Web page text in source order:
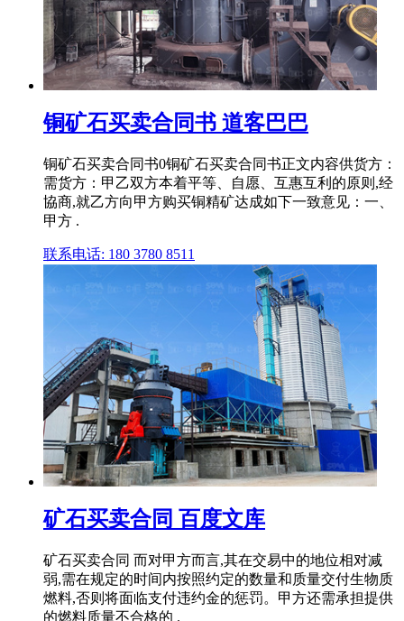
铜矿石买卖合同书 道客巴巴
铜矿石买卖合同书0铜矿石买卖合同书正文内容供货方：
需货方：甲乙双方本着平等、自愿、互惠互利的原则,经
協商,就乙方向甲方购买铜精矿达成如下一致意见：一、
甲方 .
联系电话: 180 3780 8511
矿石买卖合同 百度文库
矿石买卖合同 而对甲方而言,其在交易中的地位相对减
弱,需在规定的时间内按照约定的数量和质量交付生物质
燃料,否则将面临支付违约金的惩罚。甲方还需承担提供
的燃料质量不合格的 .